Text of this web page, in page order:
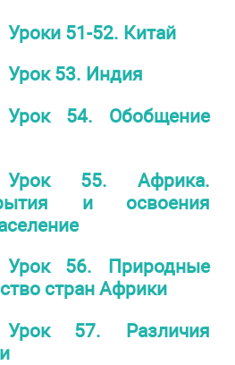
Уроки 51-52. Китай
Урок 53. Индия
Урок 54. Обобщение
Урок 55. Африка.
и освоения
Урок 56. Природные
стран Африки
Урок 57. Различия